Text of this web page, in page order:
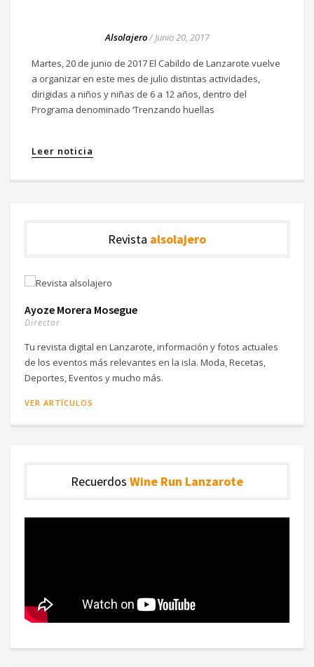
Alsolajero/Junio 20, 2017
Martes, 20 de junio de 2017 El Cabildo de Lanzarote vuelve
a organizar en este mes de julio distintas actividades,
dirigidas a niños y niñas de 6 a 12 años, dentro del
Programa denominado ‘Trenzando huellas
Leer noticia
Revista alsolajero
Ayoze Morera Mosegue
Director
Tu revista digital en Lanzarote, información y fotos actuales
de los eventos más relevantes en la isla. Moda, Recetas,
Deportes, Eventos y mucho más.
VER ARTÍCULOS
Recuerdos Wine Run Lanzarote